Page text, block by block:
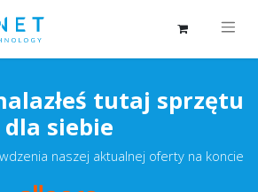
tutaj sprzętu
dla siebie
naszej aktualnej oferty na koncie